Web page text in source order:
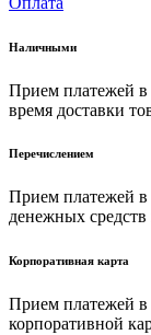
Наличными
Прием платежей
время доставки
Перечислением
Прием платежей в
денежных средств
Корпоративная карта
Прием платежей в
корпоративной